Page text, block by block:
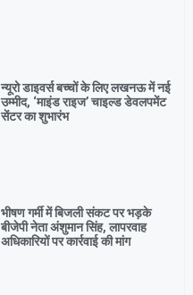
न्यूरो डाइवर्स बच्चों के लिए लखनऊ में नई
उम्मीद, ‘माइंड राइज’ चाइल्ड डेवलपमेंट
सेंटर का शुभारंभ
भीषण गर्मी में बिजली संकट पर भड़के
बीजेपी नेता अंशुमान सिंह, लापरवाह
अधिकारियों पर कार्रवाई की मांग